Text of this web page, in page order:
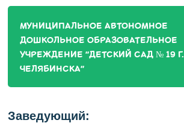
МУНИЦИПАЛЬНОЕ АВТОНОМНОЕ
ДОШКОЛЬНОЕ ОБРАЗОВАТЕЛЬНОЕ
УЧРЕЖДЕНИЕ "ДЕТСКИЙ САД № 19 Г.
ЧЕЛЯБИНСКА"
Заведующий: